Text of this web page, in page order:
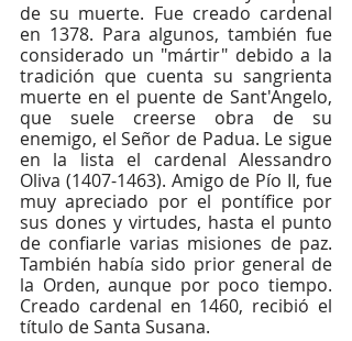
de su muerte. Fue creado cardenal
en 1378. Para algunos, también fue
considerado un "mártir" debido a la
tradición que cuenta su sangrienta
muerte en el puente de Sant'Angelo,
que suele creerse obra de su
enemigo, el Señor de Padua. Le sigue
en la lista el cardenal Alessandro
Oliva (1407-1463). Amigo de Pío II, fue
muy apreciado por el pontífice por
sus dones y virtudes, hasta el punto
de confiarle varias misiones de paz.
También había sido prior general de
la Orden, aunque por poco tiempo.
Creado cardenal en 1460, recibió el
título de Santa Susana.